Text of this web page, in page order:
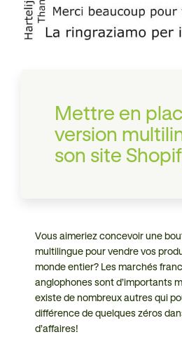
Mettre en
version
son site
Vous aimeriez concevoir une
multilingue pour vendre vos
monde entier? Les marchés
anglophones sont d’importants
existe de nombreux autres qui
différence de quelques zéros
d’affaires!